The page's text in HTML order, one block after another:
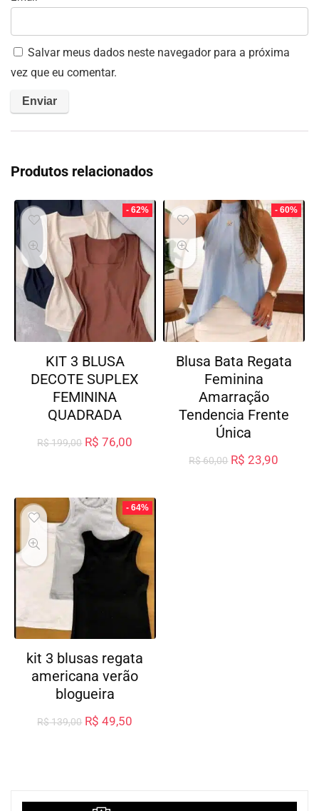
Salvar meus dados neste navegador para a próxima
vez que eu comentar.
Produtos relacionados
- 62%
KIT 3 BLUSA
DECOTE SUPLEX
FEMININA
QUADRADA
R$199,00 R$ 76,00
- 60%
Blusa Bata Regata
Feminina
Amarração
Tendencia Frente
Única
R$60,00 R$ 23,90
- 64%
kit 3 blusas regata
americana verão
blogueira
R$139,00 R$ 49,50